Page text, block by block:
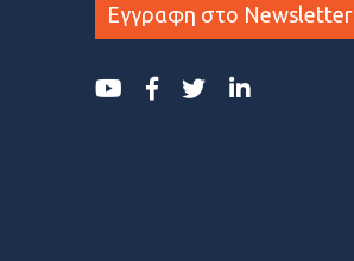
Εγγραφη στο Newsletter